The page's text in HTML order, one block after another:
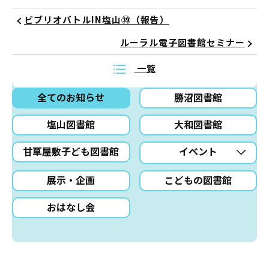
全てのお知らせ
勝沼図書館
塩山図書館
大和図書館
甘草屋敷子ども図書館
イベント
展示・企画
こどもの図書館
おはなし会
ビブリオバトルIN塩山㊴（報告）
ルーラル電子図書館セミナー
一覧